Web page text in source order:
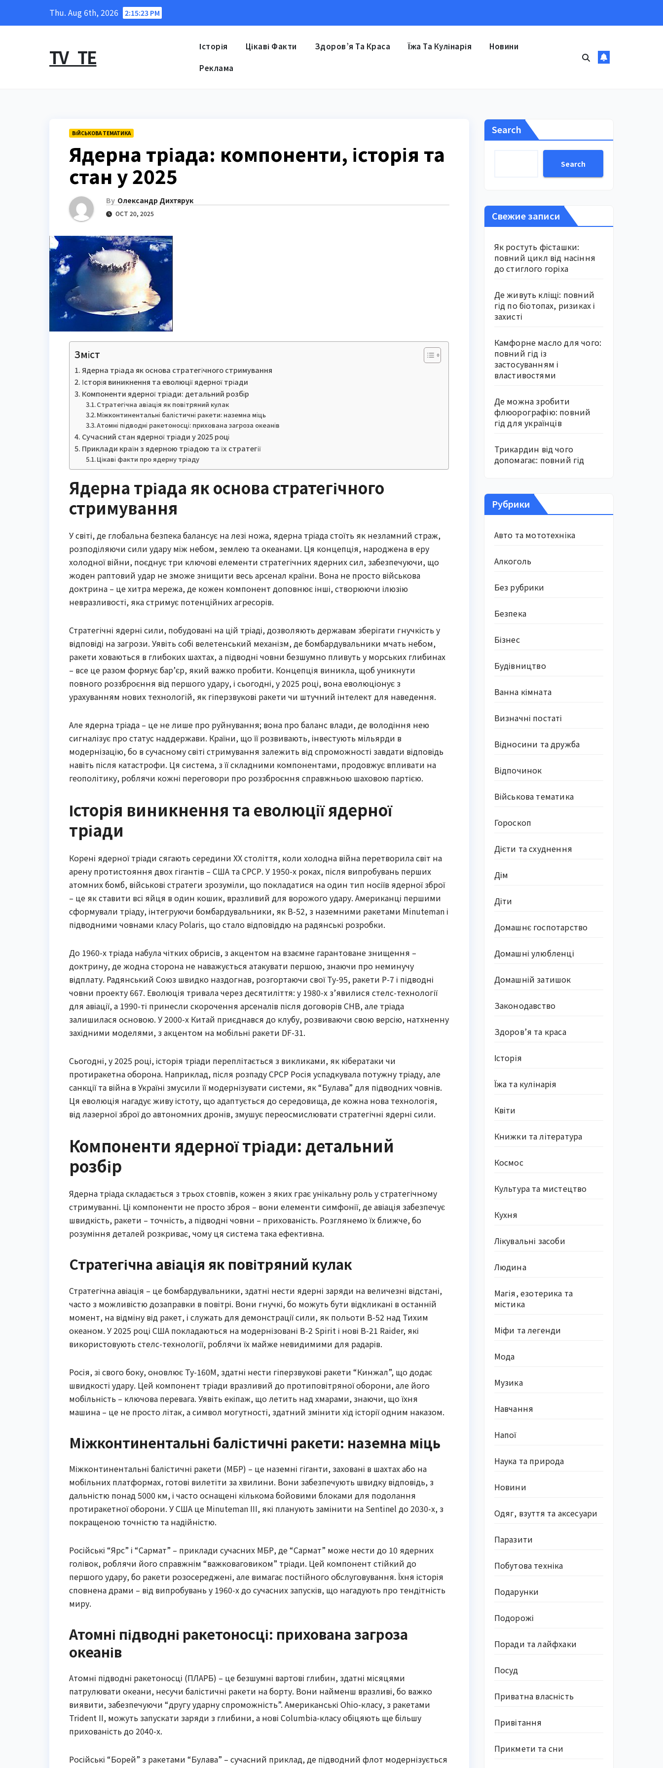
Thu. Aug 6th, 2026 2:15:24 PM
TV_TE Історія Цікаві Факти Здоров’я Та Краса Їжа Та Кулінарія Новини
Реклама
ВІЙСЬКОВА ТЕМАТИКА
Ядерна тріада: компоненти, історія та
стан у 2025
By Олександр Дихтярук
OCT 20, 2025
Зміст
Ядерна тріада як основа стратегічного стримування
Історія виникнення та еволюції ядерної тріади
Компоненти ядерної тріади: детальний розбір
Стратегічна авіація як повітряний кулак
Міжконтинентальні балістичні ракети: наземна міць
Атомні підводні ракетоносці: прихована загроза океанів
Сучасний стан ядерної тріади у 2025 році
Приклади країн з ядерною тріадою та їх стратегії
Цікаві факти про ядерну тріаду
Ядерна тріада як основа стратегічного
стримування
У світі, де глобальна безпека балансує на лезі ножа, ядерна тріада стоїть як незламний страж,
розподіляючи сили удару між небом, землею та океанами. Ця концепція, народжена в еру
холодної війни, поєднує три ключові елементи стратегічних ядерних сил, забезпечуючи, що
жоден раптовий удар не зможе знищити весь арсенал країни. Вона не просто військова
доктрина – це хитра мережа, де кожен компонент доповнює інші, створюючи ілюзію
невразливості, яка стримує потенційних агресорів.
Стратегічні ядерні сили, побудовані на цій тріаді, дозволяють державам зберігати гнучкість у
відповіді на загрози. Уявіть собі велетенський механізм, де бомбардувальники мчать небом,
ракети ховаються в глибоких шахтах, а підводні човни безшумно пливуть у морських глибинах
– все це разом формує бар’єр, який важко пробити. Концепція виникла, щоб уникнути
повного роззброєння від першого удару, і сьогодні, у 2025 році, вона еволюціонує з
урахуванням нових технологій, як гіперзвукові ракети чи штучний інтелект для наведення.
Але ядерна тріада – це не лише про руйнування; вона про баланс влади, де володіння нею
сигналізує про статус наддержави. Країни, що її розвивають, інвестують мільярди в
модернізацію, бо в сучасному світі стримування залежить від спроможності завдати відповідь
навіть після катастрофи. Ця система, з її складними компонентами, продовжує впливати на
геополітику, роблячи кожні переговори про роззброєння справжньою шаховою партією.
Історія виникнення та еволюції ядерної
тріади
Корені ядерної тріади сягають середини XX століття, коли холодна війна перетворила світ на
арену протистояння двох гігантів – США та СРСР. У 1950-х роках, після випробувань перших
атомних бомб, військові стратеги зрозуміли, що покладатися на один тип носіїв ядерної зброї
– це як ставити всі яйця в один кошик, вразливий для ворожого удару. Американці першими
сформували тріаду, інтегруючи бомбардувальники, як B-52, з наземними ракетами Minuteman і
підводними човнами класу Polaris, що стало відповіддю на радянські розробки.
До 1960-х тріада набула чітких обрисів, з акцентом на взаємне гарантоване знищення –
доктрину, де жодна сторона не наважується атакувати першою, знаючи про неминучу
відплату. Радянський Союз швидко наздогнав, розгортаючи свої Ту-95, ракети Р-7 і підводні
човни проекту 667. Еволюція тривала через десятиліття: у 1980-х з’явилися стелс-технології
для авіації, а 1990-ті принесли скорочення арсеналів після договорів СНВ, але тріада
залишилася основою. У 2000-х Китай приєднався до клубу, розвиваючи свою версію, натхненну
західними моделями, з акцентом на мобільні ракети DF-31.
Сьогодні, у 2025 році, історія тріади переплітається з викликами, як кібератаки чи
протиракетна оборона. Наприклад, після розпаду СРСР Росія успадкувала потужну тріаду, але
санкції та війна в Україні змусили її модернізувати системи, як “Булава” для підводних човнів.
Ця еволюція нагадує живу істоту, що адаптується до середовища, де кожна нова технологія,
від лазерної зброї до автономних дронів, змушує переосмислювати стратегічні ядерні сили.
Компоненти ядерної тріади: детальний
розбір
Ядерна тріада складається з трьох стовпів, кожен з яких грає унікальну роль у стратегічному
стримуванні. Ці компоненти не просто зброя – вони елементи симфонії, де авіація забезпечує
швидкість, ракети – точність, а підводні човни – прихованість. Розглянемо їх ближче, бо
розуміння деталей розкриває, чому ця система така ефективна.
Стратегічна авіація як повітряний кулак
Стратегічна авіація – це бомбардувальники, здатні нести ядерні заряди на величезні відстані,
часто з можливістю дозаправки в повітрі. Вони гнучкі, бо можуть бути відкликані в останній
момент, на відміну від ракет, і служать для демонстрації сили, як польоти B-52 над Тихим
океаном. У 2025 році США покладаються на модернізовані B-2 Spirit і нові B-21 Raider, які
використовують стелс-технології, роблячи їх майже невидимими для радарів.
Росія, зі свого боку, оновлює Ту-160М, здатні нести гіперзвукові ракети “Кинжал”, що додає
швидкості удару. Цей компонент тріади вразливий до протиповітряної оборони, але його
мобільність – ключова перевага. Уявіть екіпаж, що летить над хмарами, знаючи, що їхня
машина – це не просто літак, а символ могутності, здатний змінити хід історії одним наказом.
Міжконтинентальні балістичні ракети: наземна міць
Міжконтинентальні балістичні ракети (МБР) – це наземні гіганти, заховані в шахтах або на
мобільних платформах, готові вилетіти за хвилини. Вони забезпечують швидку відповідь, з
дальністю понад 5000 км, і часто оснащені кількома бойовими блоками для подолання
протиракетної оборони. У США це Minuteman III, які планують замінити на Sentinel до 2030-х, з
покращеною точністю та надійністю.
Російські “Ярс” і “Сармат” – приклади сучасних МБР, де “Сармат” може нести до 10 ядерних
голівок, роблячи його справжнім “важковаговиком” тріади. Цей компонент стійкий до
першого удару, бо ракети розосереджені, але вимагає постійного обслуговування. Їхня історія
сповнена драми – від випробувань у 1960-х до сучасних запусків, що нагадують про тендітність
миру.
Атомні підводні ракетоносці: прихована загроза
океанів
Атомні підводні ракетоносці (ПЛАРБ) – це безшумні вартові глибин, здатні місяцями
патрулювати океани, несучи балістичні ракети на борту. Вони найменш вразливі, бо важко
виявити, забезпечуючи “другу ударну спроможність”. Американські Ohio-класу, з ракетами
Trident II, можуть запускати заряди з глибини, а нові Columbia-класу обіцяють ще більшу
прихованість до 2040-х.
Російські “Борей” з ракетами “Булава” – сучасний приклад, де підводний флот модернізується
Search
Search
Свежие записи
Як ростуть фісташки:
повний цикл від насіння
до стиглого горіха
Де живуть кліщі: повний
гід по біотопах, ризиках і
захисті
Камфорне масло для чого:
повний гід із
застосуванням і
властивостями
Де можна зробити
флюорографію: повний
гід для українців
Трикардин від чого
допомагає: повний гід
Рубрики
Авто та мототехніка
Алкоголь
Без рубрики
Безпека
Бізнес
Будівництво
Ванна кімната
Визначні постаті
Відносини та дружба
Відпочинок
Військова тематика
Гороскоп
Дієти та схуднення
Дім
Діти
Домашнє госпотарство
Домашні улюбленці
Домашній затишок
Законодавство
Здоров’я та краса
Історія
Їжа та кулінарія
Квіти
Книжки та література
Космос
Культура та мистецтво
Кухня
Лікувальні засоби
Людина
Магія, езотерика та
містика
Міфи та легенди
Мода
Музика
Навчання
Напої
Наука та природа
Новини
Одяг, взуття та аксесуари
Паразити
Побутова техніка
Подарунки
Подорожі
Поради та лайфхаки
Посуд
Приватна власність
Привітання
Прикмети та сни